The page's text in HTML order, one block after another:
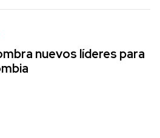
nuevos líderes para